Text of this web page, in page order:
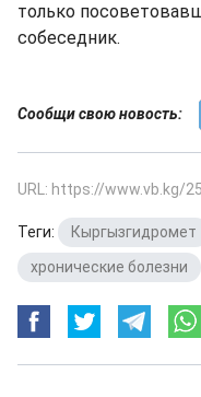
только
собеседник.
Сообщи свою новость:
URL: https://www.vb.kg/
Теги: Кыргызгидромет
хронические болезни